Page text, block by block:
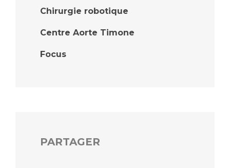
Chirurgie robotique
Centre Aorte Timone
Focus
PARTAGER